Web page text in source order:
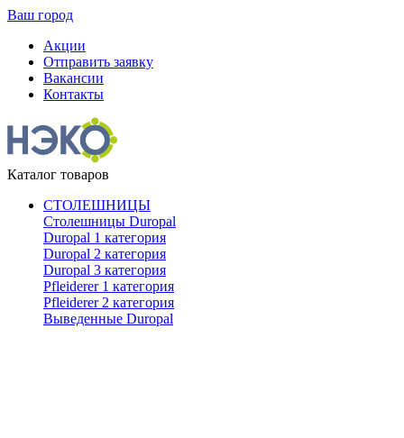
Ваш город
Акции
Отправить заявку
Вакансии
Контакты
Каталог товаров
СТОЛЕШНИЦЫ
Столешницы Duropal
Duropal 1 категория
Duropal 2 категория
Duropal 3 категория
Pfleiderer 1 категория
Pfleiderer 2 категория
Выведенные Duropal